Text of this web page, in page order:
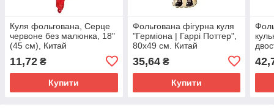
Куля фольгована, Серце
червоне без малюнка, 18"
(45 см), Китай
11,72 ₴
Купити
Фольгована фігурна куля
"Герміона | Гаррі Поттер",
80х49 см. Китай
35,64₴
Купити